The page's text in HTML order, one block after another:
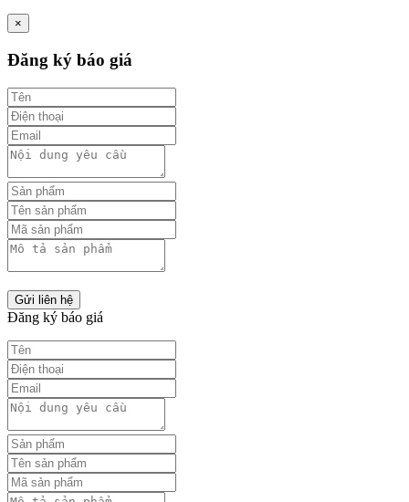
×
Đăng ký báo giá
Gửi liên hệ
Đăng ký báo giá